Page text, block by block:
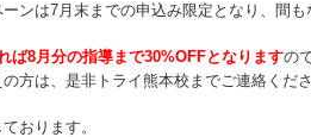
ンは7月末までの申込み限定となり、 間も
ば8月分の指導まで30%OFFとなりますの
方は、 是非トライ熊本校までご連絡くだ
おります。